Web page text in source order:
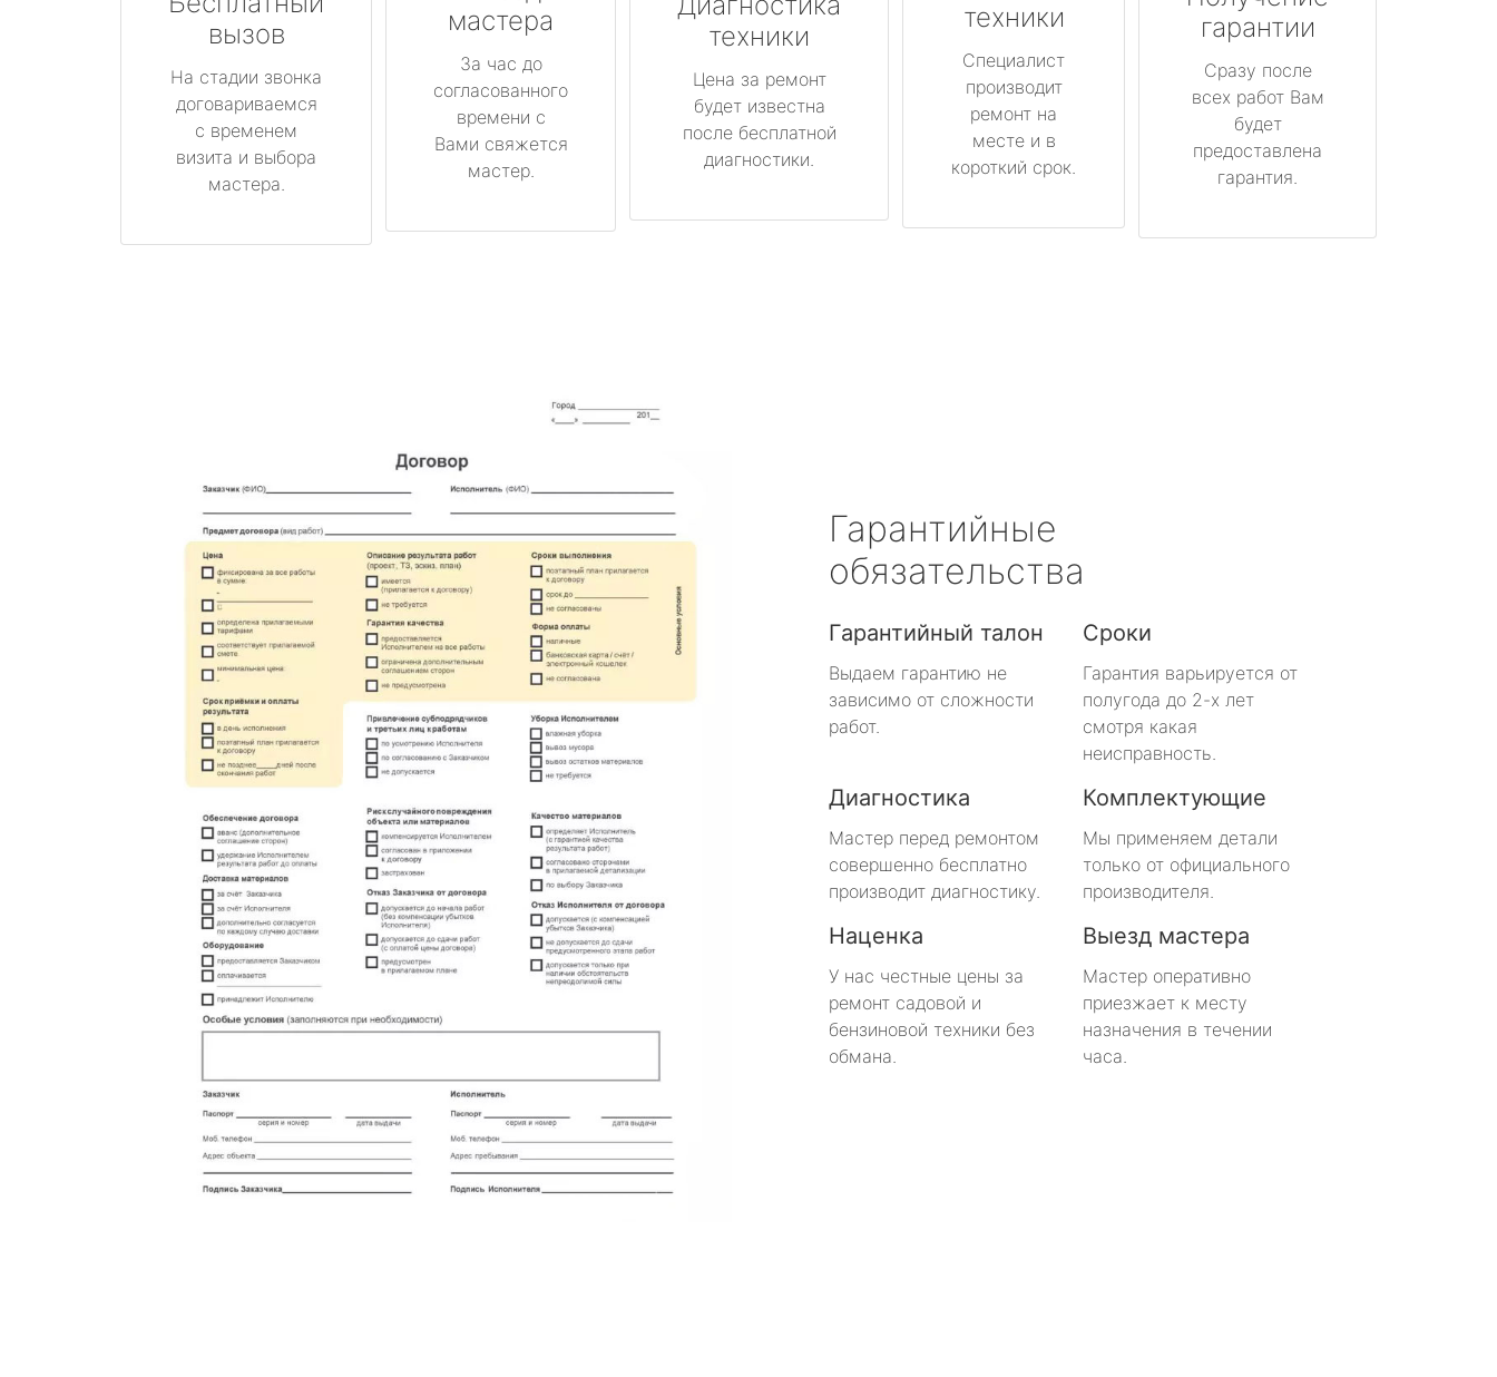
вызов
На стадии звонка
договариваемся
с временем
визита и выбора
мастера.
мастера
За час до
согласованного
времени с
Вами свяжется
мастер.
техники
Цена за ремонт
будет известна
после бесплатной
диагностики.
техники
Специалист
производит
ремонт на
месте и в
короткий срок.
гарантии
Сразу после
всех работ Вам
будет
предоставлена
гарантия.
Гарантийные
обязательства
Гарантийный талон
Выдаем гарантию не
зависимо от сложности
работ.
Сроки
Гарантия варьируется от
полугода до 2-х лет
смотря какая
неисправность.
Диагностика
Мастер перед ремонтом
совершенно бесплатно
производит диагностику.
Комплектующие
Мы применяем детали
только от официального
производителя.
Наценка
У нас честные цены за
ремонт садовой и
бензиновой техники без
обмана.
Выезд мастера
Мастер оперативно
приезжает к месту
назначения в течении
часа.